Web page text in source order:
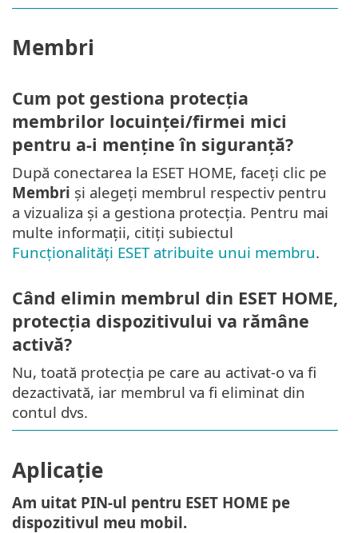
Membri
Cum pot gestiona protecția
membrilor locuinței/firmei mici
pentru a-i menține în siguranță?
După conectarea la ESET HOME, faceți clic pe
Membri și alegeți membrul respectiv pentru
a vizualiza și a gestiona protecția. Pentru mai
multe informații, citiți subiectul
Funcționalități ESET atribuite unui membru.
Când elimin membrul din ESET HOME,
protecția dispozitivului va rămâne
activă?
Nu, toată protecția pe care au activat-o va fi
dezactivată, iar membrul va fi eliminat din
contul dvs.
Aplicaţie
Am uitat PIN-ul pentru ESET HOME pe
dispozitivul meu mobil.